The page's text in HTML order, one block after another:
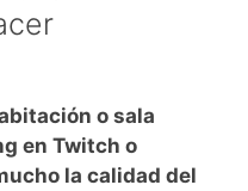
o sala
en Twitch o
la calidad del